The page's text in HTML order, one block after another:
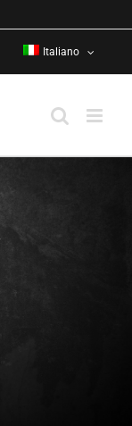
Italiano